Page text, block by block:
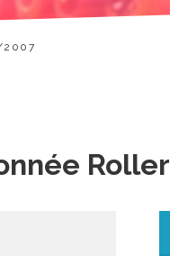
2007
Roller